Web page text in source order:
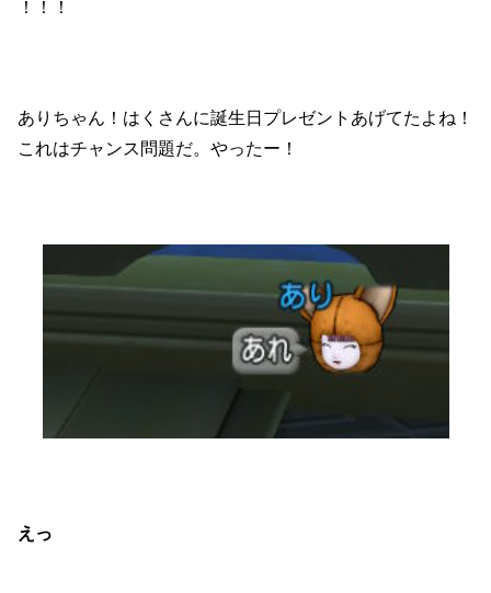
！！！
ありちゃん！はくさんに誕生日プレゼントあげてたよね！
これはチャンス問題だ。やったー！
えっ